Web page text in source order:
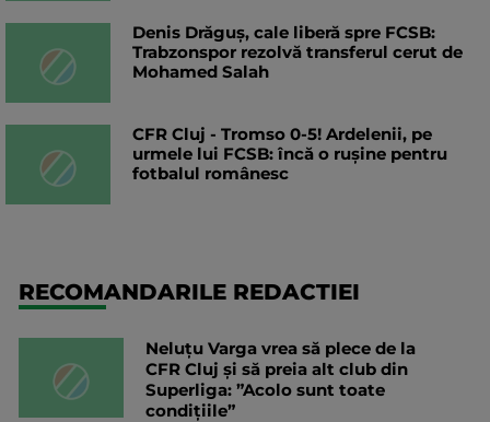
Denis Drăguș, cale liberă spre FCSB:
Trabzonspor rezolvă transferul cerut de
Mohamed Salah
CFR Cluj - Tromso 0-5! Ardelenii, pe
urmele lui FCSB: încă o rușine pentru
fotbalul românesc
RECOMANDARILE REDACTIEI
Neluțu Varga vrea să plece de la
CFR Cluj și să preia alt club din
Superliga: ”Acolo sunt toate
condițiile”